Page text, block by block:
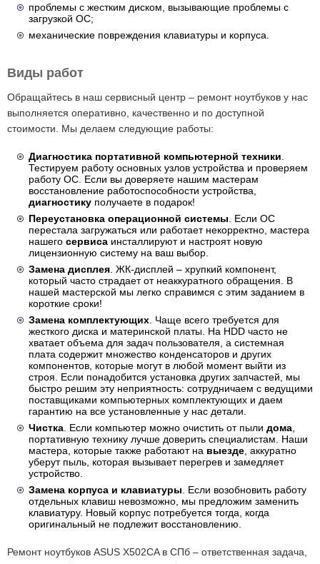
проблемы с жестким диском, вызывающие проблемы с
загрузкой ОС;
механические повреждения клавиатуры и корпуса.
Виды работ
Обращайтесь в наш сервисный центр – ремонт ноутбуков у нас
выполняется оперативно, качественно и по доступной
стоимости. Мы делаем следующие работы:
Диагностика портативной компьютерной техники
Тестируем работу основных узлов устройства и проверяем
работу ОС. Если вы доверяете нашим мастерам
восстановление работоспособности устройства,
диагностику получаете в подарок!
Переустановка операционной системы . Если ОС
перестала загружаться или работает некорректно, мастера
нашего сервиса инсталлируют и настроят новую
лицензионную систему на ваш выбор.
Замена дисплея . ЖК-дисплей – хрупкий компонент,
который часто страдает от неаккуратного обращения. В
нашей мастерской мы легко справимся с этим заданием в
короткие сроки!
Замена комплектующих . Чаще всего требуется для
жесткого диска и материнской платы. На HDD часто не
хватает объема для задач пользователя, а системная
плата содержит множество конденсаторов и других
компонентов, которые могут в любой момент выйти из
строя. Если понадобится установка других запчастей, мы
быстро решим эту неприятность: сотрудничаем с ведущими
поставщиками компьютерных комплектующих и даем
гарантию на все установленные у нас детали.
Чистка . Если компьютер можно очистить от пыли дома
портативную технику лучше доверить специалистам. Наши
мастера, которые также работают на выезде , аккуратно
уберут пыль, которая вызывает перегрев и замедляет
устройство.
Замена корпуса и клавиатуры . Если возобновить работу
отдельных клавиш невозможно, мы предложим заменить
клавиатуру. Новый корпус потребуется тогда, когда
оригинальный не подлежит восстановлению.
Ремонт ноутбуков ASUS X502CA в СПб – ответственная задача,